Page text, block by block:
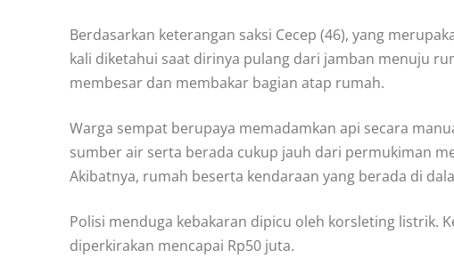
Berdasarkan keterangan saksi Cecep (46), yang
kali diketahui saat dirinya pulang dari jamban menuju
membesar dan membakar bagian atap rumah.
Warga sempat berupaya memadamkan api secara
sumber air serta berada cukup jauh dari permukiman
Akibatnya, rumah beserta kendaraan yang berada di
Polisi menduga kebakaran dipicu oleh korsleting listrik.
diperkirakan mencapai Rp50 juta.